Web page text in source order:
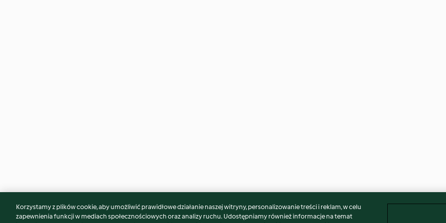
Może spodoba Ci się również...
Korzystamy z plików cookie, aby umożliwić prawidłowe działanie naszej witryny, personalizowanie treści i reklam, w celu
zapewnienia funkcji w mediach społecznościowych oraz analizy ruchu. Udostępniamy również informacje na temat